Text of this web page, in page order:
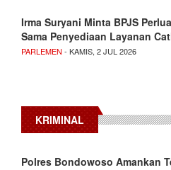
Irma Suryani Minta BPJS
Sama Penyediaan Layanan
PARLEMEN - KAMIS, 2 JUL 2026
KRIMINAL
Polres Bondowoso Amankan